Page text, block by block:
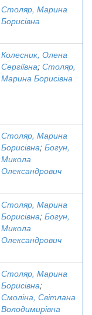
Столяр, Марина
Борисівна
Колесник, Олена
Сергіївна; Столяр,
Марина Борисівна
Столяр, Марина
Борисівна; Богун,
Микола
Олександрович
Столяр, Марина
Борисівна; Богун,
Микола
Олександрович
Столяр, Марина
Борисівна;
Смоліна, Світлана
Володимирівна